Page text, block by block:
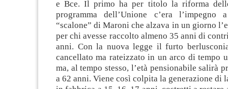
e Bce. Il primo ha per titolo la riforma
programma dell’Unione c’era l’impegno
“scalone” di Maroni che alzava in un giorno
per chi avesse raccolto almeno 35 anni di
anni. Con la nuova legge il furto
cancellato ma rateizzato in un arco di tempo
ma, al tempo stesso, l’età pensionabile salirà
a 62 anni. Viene così colpita la generazione di